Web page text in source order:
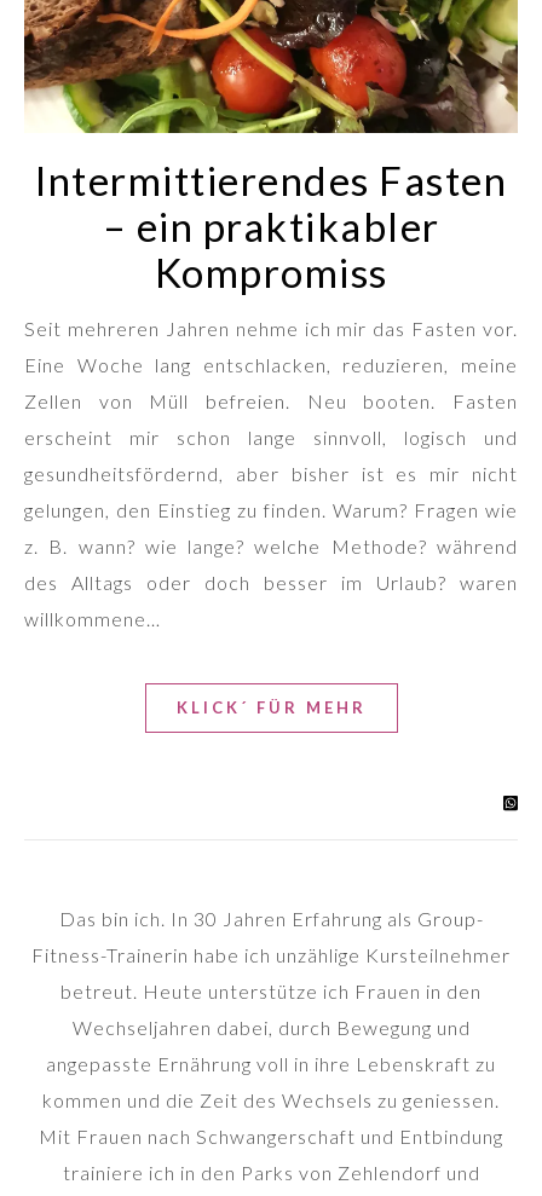
Intermittierendes Fasten
– ein praktikabler
Kompromiss
Seit mehreren Jahren nehme ich mir das Fasten vor.
Eine Woche lang entschlacken, reduzieren, meine
Zellen von Müll befreien. Neu booten. Fasten
erscheint mir schon lange sinnvoll, logisch und
gesundheitsfördernd, aber bisher ist es mir nicht
gelungen, den Einstieg zu finden. Warum? Fragen wie
z. B. wann? wie lange? welche Methode? während
des Alltags oder doch besser im Urlaub? waren
willkommene…
KLICK´ FÜR MEHR
Das bin ich. In 30 Jahren Erfahrung als Group-
Fitness-Trainerin habe ich unzählige Kursteilnehmer
betreut. Heute unterstütze ich Frauen in den
Wechseljahren dabei, durch Bewegung und
angepasste Ernährung voll in ihre Lebenskraft zu
kommen und die Zeit des Wechsels zu geniessen.
Mit Frauen nach Schwangerschaft und Entbindung
trainiere ich in den Parks von Zehlendorf und